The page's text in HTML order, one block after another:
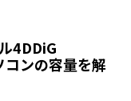
4DDiG
ンの容量を解